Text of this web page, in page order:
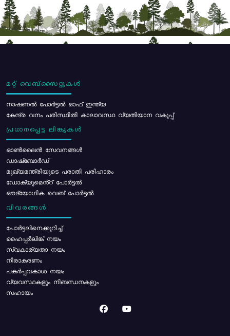
മറ്റ് വെബ്സൈറ്റുകൾ
നാഷണൽ പോർട്ടൽ ഓഫ് ഇന്ത്യ
കേന്ദ്ര വനം പരിസ്ഥിതി കാലാവസ്ഥ വ്യതിയാന വകുപ്പ്
പ്രധാനപ്പെട്ട ലിങ്കുകൾ
ഓൺലൈൻ സേവനങ്ങൾ
ഡാഷ്ബോർഡ്
മുഖ്യമന്ത്രിയുടെ പരാതി പരിഹാരം
ഡോക്യുമെൻ്റ് പോർട്ടൽ
ഔദ്യോഗിക വെബ് പോർട്ടൽ
വിവരങ്ങൾ
പോര്‍ട്ടലിനെക്കുറിച്ച്
ഹൈപ്പർലിങ്ക് നയം
സ്വകാര്യതാ നയം
നിരാകരണം
പകർപ്പവകാശ നയം
വ്യവസ്ഥകളും നിബന്ധനകളും
സഹായം